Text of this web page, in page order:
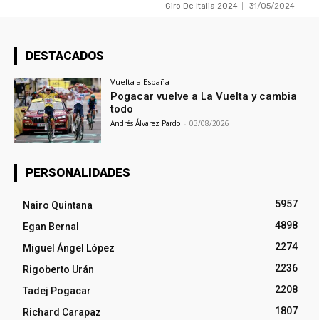
Giro De Italia 2024 31/05/2024
DESTACADOS
Vuelta a España
Pogacar vuelve a La Vuelta y cambia
todo
Andrés Álvarez Pardo - 03/08/2026
PERSONALIDADES
Nairo Quintana
5957
Egan Bernal
4898
Miguel Ángel López
2274
Rigoberto Urán
2236
Tadej Pogacar
2208
Richard Carapaz
1807